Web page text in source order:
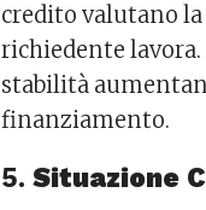
credito valutano
richiedente
stabilità
finanziamento.
5.Situazione